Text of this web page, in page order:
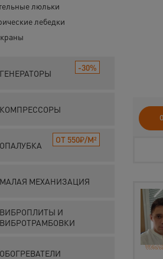
люльки
лебедки
ГЕНЕРАТОРЫ
-30%
КОМПРЕССОРЫ
ОПАЛУБКА
ОТ 550₽/М²
МАЛАЯ МЕХАНИЗАЦИЯ
ВИБРОПЛИТЫ И
ВИБРОТРАМБОВКИ
ОБОГРЕВАТЕЛИ